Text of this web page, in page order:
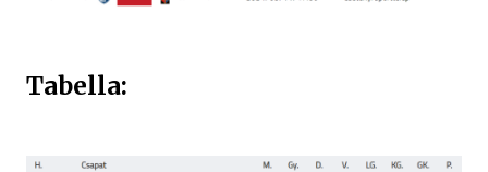
Tabella: